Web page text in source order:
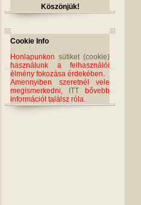
Köszönjük!
Cookie Info
Honlapunkon sütiket (cookie)
használunk a felhasználói
élmény fokozása érdekében.
Amennyiben szeretnél vele
megismerkedni,
ITT bővebb
információt találsz róla.